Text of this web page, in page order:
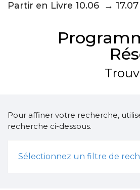
Partir en Livre 10.06 → 17.07
Pour affiner votre recherche,
recherche ci-dessous.
Sélectionnez un filtre de